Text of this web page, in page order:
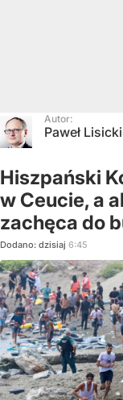
Autor:
Paweł Lisicki
Hiszpański
w Ceucie, a
zachęca do
Dodano: dzisiaj 6:45